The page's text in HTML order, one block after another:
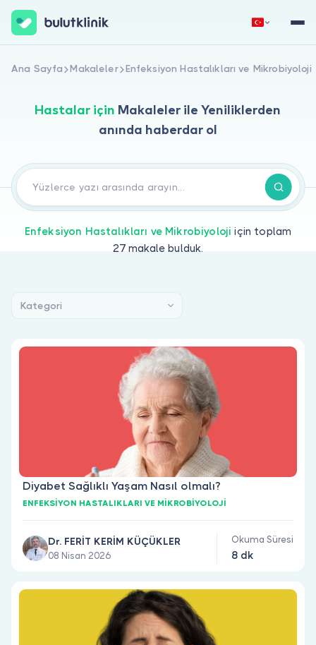
Hakkımızda
Hastalar için
Hemen Kaydol Giriş Yap
Ana Sayfa Makaleler Enfeksiyon Hastalıkları ve Mikrobiyoloji
Hastalar için Makaleler ile Yeniliklerden
anında haberdar ol
Enfeksiyon Hastalıkları ve Mikrobiyoloji için toplam
27makale bulduk.
Kategori
Diyabet Sağlıklı Yaşam Nasıl olmalı?
ENFEKSİYON HASTALIKLARI VE MİKROBİYOLOJİ
Dr. FERİT KERİM KÜÇÜKLER
08 Nisan 2026
Okuma Süresi
8 dk